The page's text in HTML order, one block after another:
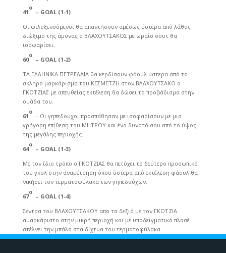
41
ο
– GOAL (1-1)
Οι φιλοξενούμενοι θα απαντήσουν αμέσως ύστερα από λάθος
διώξιμο της άμυνας ο ΒΛΑΧΟΥΤΣΑΚΟΣ με ωραίο σουτ θα
ισοφαρίσει.
60
ο
– GOAL (1-2)
ΤΑ ΕΛΛΗΝΙΚΑ ΠΕΤΡΕΛΑΙΑ θα κερδίσουν φάουλ ύστερα από το
σκληρό μαρκάρισμα του ΚΕΣΜΕΤΖΗ στον ΒΛΑΧΟΥΤΣΑΚΟ ο
ΓΚΟΤΖΙΑΣ με απευθείας εκτέλεση θα δώσει το προβάδισμα στην
ομάδα του.
61
ο
– Οι γηπεδούχοι προσπάθησαν με ισοφαρίσουν με μια
γρήγορη επίθεση του ΜΗΤΡΟΥ και ένα δυνατό σου από το ύψος
της μεγάλης περιοχής.
64
ο
– GOAL (1-3)
Με τον ίδιο τρόπο ο ΓΚΟΤΖΙΑΣ θα πετύχει το δεύτερο προσωπικό
του γκολ στην αναμέτρηση όπου ύστερα από εκτέλεση φάουλ θα
νικήσει τον τερματοφύλακα των γηπεδούχων.
67
ο
– GOAL (1-4)
Σέντρα του ΒΛΑΧΟΥΤΣΑΚΟΥ απο τα δεξιά με τον ΓΚΟΤΖΙΑ
αμαρκάριστο στην μικρή περιοχή και με υποδειγματικό πλασέ
στέλνει την μπάλα στα δίχτυα του τερματοφύλακα.